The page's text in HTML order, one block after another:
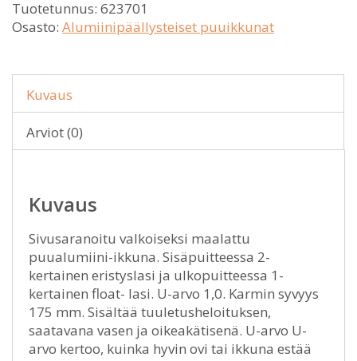
Tuotetunnus: 623701
Osasto: Alumiinipäällysteiset puuikkunat
Kuvaus
Arviot (0)
Kuvaus
Sivusaranoitu valkoiseksi maalattu
puualumiini-ikkuna. Sisäpuitteessa 2-
kertainen eristyslasi ja ulkopuitteessa 1-
kertainen float- lasi. U-arvo 1,0. Karmin syvyys
175 mm. Sisältää tuuletusheloituksen,
saatavana vasen ja oikeakätisenä. U-arvo U-
arvo kertoo, kuinka hyvin ovi tai ikkuna estää